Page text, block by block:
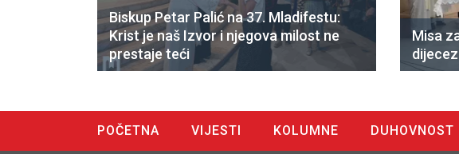
Biskup Petar Palić na 37. Mladifestu:
Krist je naš Izvor i njegova milost ne
prestaje teći
Misa
POČETNA VIJESTI KOLUMNE DUHOVNOST